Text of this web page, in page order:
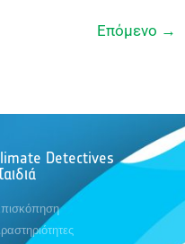
Επόμενο →
Detectives